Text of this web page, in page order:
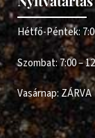
Hétfő-Péntek:
Szombat: 7:00 –
Vasárnap: ZÁRVA